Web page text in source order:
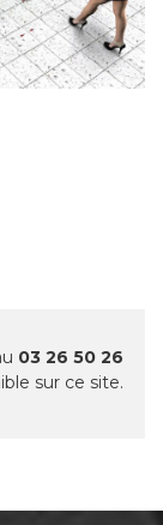
03 26 50 26
sur ce site.